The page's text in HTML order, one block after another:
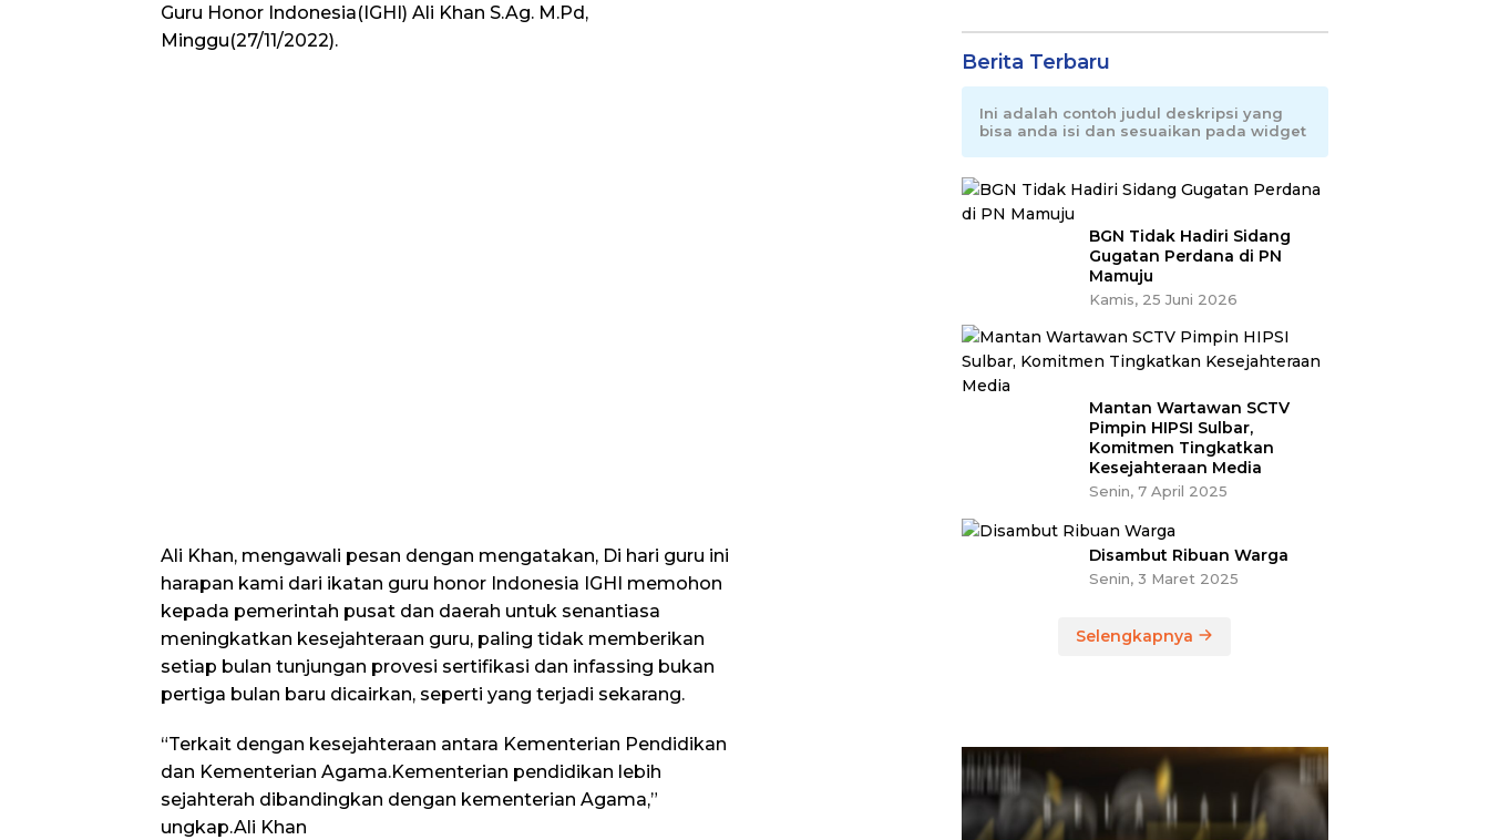
Guru Honor Indonesia(IGHI) Ali Khan S.Ag. M.Pd,
Minggu(27/11/2022).
Ali Khan, mengawali pesan dengan mengatakan, Di hari guru ini
harapan kami dari ikatan guru honor Indonesia IGHI memohon
kepada pemerintah pusat dan daerah untuk senantiasa
meningkatkan kesejahteraan guru, paling tidak memberikan
setiap bulan tunjungan provesi sertifikasi dan infassing bukan
pertiga bulan baru dicairkan, seperti yang terjadi sekarang.
“Terkait dengan kesejahteraan antara Kementerian Pendidikan
dan Kementerian Agama.Kementerian pendidikan lebih
sejahterah dibandingkan dengan kementerian Agama,”
ungkap.Ali Khan
Berita Terbaru
Ini adalah contoh judul deskripsi yang
bisa anda isi dan sesuaikan pada widget
BGN Tidak Hadiri Sidang
Gugatan Perdana di PN
Mamuju
Kamis, 25 Juni 2026
Mantan Wartawan SCTV
Pimpin HIPSI Sulbar,
Komitmen Tingkatkan
Kesejahteraan Media
Senin, 7 April 2025
Disambut Ribuan Warga
Senin, 3 Maret 2025
Selengkapnya